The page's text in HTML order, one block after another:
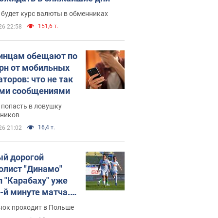
курс валюты в обменниках
22:58 151,6 т.
обещают по
от мобильных
что не так
сообщениями
попасть в ловушку
21:02 16,4 т.
дорогой
"Динамо"
"Карабаху" уже
й минуте матча.
проходит в Польше